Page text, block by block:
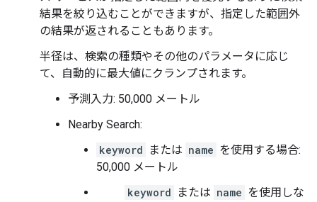
結果を絞り込むことができますが、指定した範囲外
の結果が返されることもあります。
半径は、検索の種類やその他のパラメータに応じ
て、自動的に最大値にクランプされます。
予測入力: 50,000 メートル
Nearby Search:
keyword
または name を使用する場合:
50,000 メートル
keyword
または name を使用しな